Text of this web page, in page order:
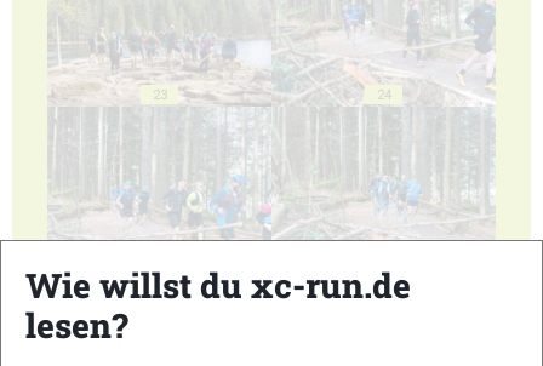
23 24
25 26
Wie willst du xc-run.de
lesen?